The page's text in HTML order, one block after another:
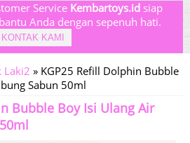
Service Kembartoys.id siap
Anda dengan sepenuh hati.
KONTAK KAMI
Laki2 » KGP25 Refill Dolphin Bubble
Sabun 50ml
Bubble Boy Isi Ulang Air